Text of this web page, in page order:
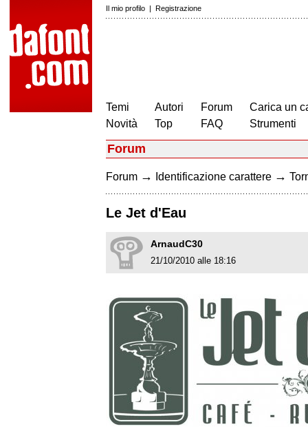
Il mio profilo | Registrazione
Temi
Novità
Autori
Top
Forum
FAQ
Carica un
Strumenti
Forum
Forum → Identificazione carattere →
Le Jet d'Eau
ArnaudC30
21/10/2010 alle 18:16